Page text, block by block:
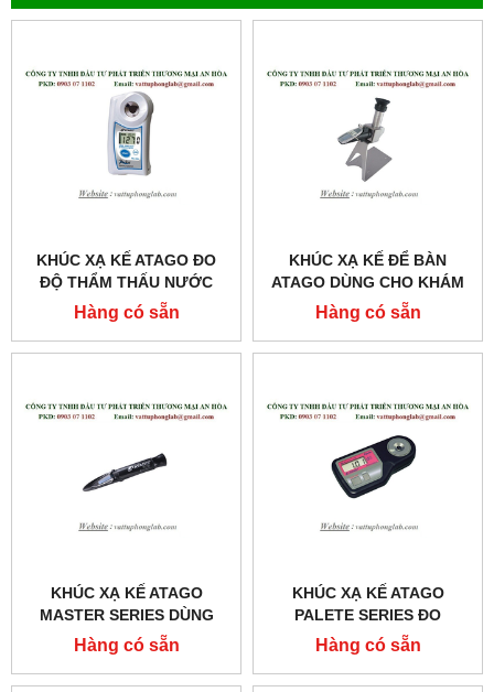
KHÚC XẠ KẾ ATAGO ĐO
ĐỘ THẨM THẤU NƯỚC
TIỂU MODEL:PAL-MOSM
Hàng có sẵn
KHÚC XẠ KẾ ĐỂ BÀN
ATAGO DÙNG CHO KHÁM
VÀ CHỮA BỆNH
MODEL:T3-NE
Hàng có sẵn
KHÚC XẠ KẾ ATAGO
MASTER SERIES DÙNG
CHO KHÁM VÀ CHỮA
BỆNH MODEL:MASTER-
SUR/NM
Hàng có sẵn
KHÚC XẠ KẾ ATAGO
PALETE SERIES ĐO
TRỌNG LƯỢNG RIÊNG
NƯỚC TIỂU MODEL:UG-Α
Hàng có sẵn